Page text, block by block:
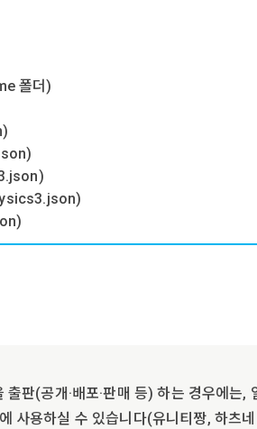
폴더)
판(공개·배포·판매 등) 하는 경우에는,
사용하실 수 있습니다(유니티짱, 하츠